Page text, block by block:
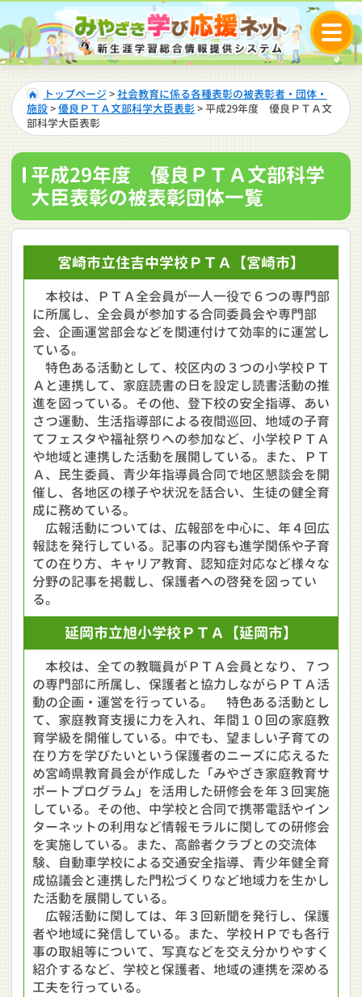
トップページ >社会教育に係る各種表彰の被表彰者・団体・
施設>優良ＰＴＡ文部科学大臣表彰> 平成29年度 優良ＰＴＡ文
部科学大臣表彰
平成29年度 優良ＰＴＡ文部科学
大臣表彰の被表彰団体一覧
宮崎市立住吉中学校ＰＴＡ 【宮崎市】
本校は、ＰＴＡ全会員が一人一役で６つの専門部
に所属し、全会員が参加する合同委員会や専門部
会、企画運営部会などを関連付けて効率的に運営し
ている。
特色ある活動として、校区内の３つの小学校ＰＴ
Ａと連携して、家庭読書の日を設定し読書活動の推
進を図っている。その他、登下校の安全指導、あい
さつ運動、生活指導部による夜間巡回、地域の子育
てフェスタや福祉祭りへの参加など、小学校ＰＴＡ
や地域と連携した活動を展開している。また、ＰＴ
Ａ、民生委員、青少年指導員合同で地区懇談会を開
催し、各地区の様子や状況を話合い、生徒の健全育
成に務めている。
広報活動については、広報部を中心に、年４回広
報誌を発行している。記事の内容も進学関係や子育
ての在り方、キャリア教育、認知症対応など様々な
分野の記事を掲載し、保護者への啓発を図ってい
る。
延岡市立旭小学校ＰＴＡ 【延岡市】
本校は、全ての教職員がＰＴＡ会員となり、７つ
の専門部に所属し、保護者と協力しながらＰＴＡ活
動の企画・運営を行っている。 特色ある活動とし
て、家庭教育支援に力を入れ、年間１０回の家庭教
育学級を開催している。中でも、望ましい子育ての
在り方を学びたいという保護者のニーズに応えるた
め宮崎県教育員会が作成した「みやざき家庭教育サ
ポートプログラム」を活用した研修会を年３回実施
している。その他、中学校と合同で携帯電話やイン
ターネットの利用など情報モラルに関しての研修会
を実施している。また、高齢者クラブとの交流体
験、自動車学校による交通安全指導、青少年健全育
成協議会と連携した門松づくりなど地域力を生かし
た活動を展開している。
広報活動に関しては、年３回新聞を発行し、保護
者や地域に発信している。また、学校ＨＰでも各行
事の取組等について、写真などを交え分かりやすく
紹介するなど、学校と保護者、地域の連携を深める
工夫を行っている。